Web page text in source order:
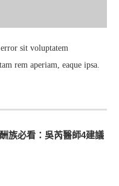
sit voluptatem
rem aperiam, eaque ipsa.
族必看：吳芮醫師4建議